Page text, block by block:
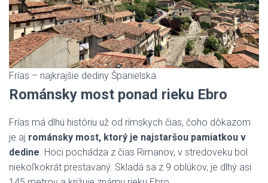
Frías – najkrajšie dediny Španielska
Románsky most ponad rieku Ebro
Frías má dlhú históriu už od rímskych čias, čoho dôkazom
je aj románsky most, ktorý je najstaršou pamiatkou v
dedine. Hoci pochádza z čias Rimanov, v stredoveku bol
niekoľkokrát prestavaný. Skladá sa z 9 oblúkov, je dlhý asi